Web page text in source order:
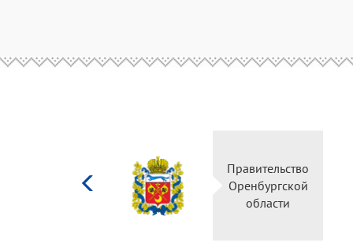
культуры
Российской
Правительство
Оренбургской
области